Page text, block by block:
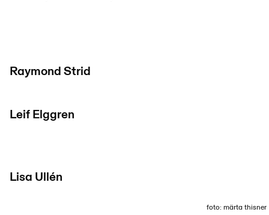
Raymond Strid
Leif Elggren
Lisa Ullén
foto: märta thisner